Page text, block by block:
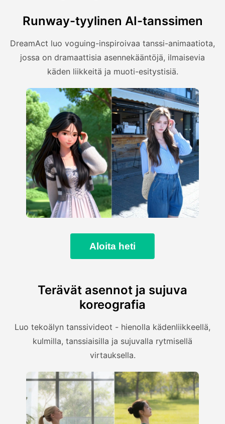
Runway-tyylinen AI-tanssimen
DreamAct luo voguing-inspiroivaa tanssi-animaatiota,
jossa on dramaattisia asennekääntöjä, ilmaisevia
käden liikkeitä ja muoti-esitystisiä.
Aloita heti
Terävät asennot ja sujuva
koreografia
Luo tekoälyn tanssivideot - hienolla kädenliikkeellä,
kulmilla, tanssiaisilla ja sujuvalla rytmisellä
virtauksella.